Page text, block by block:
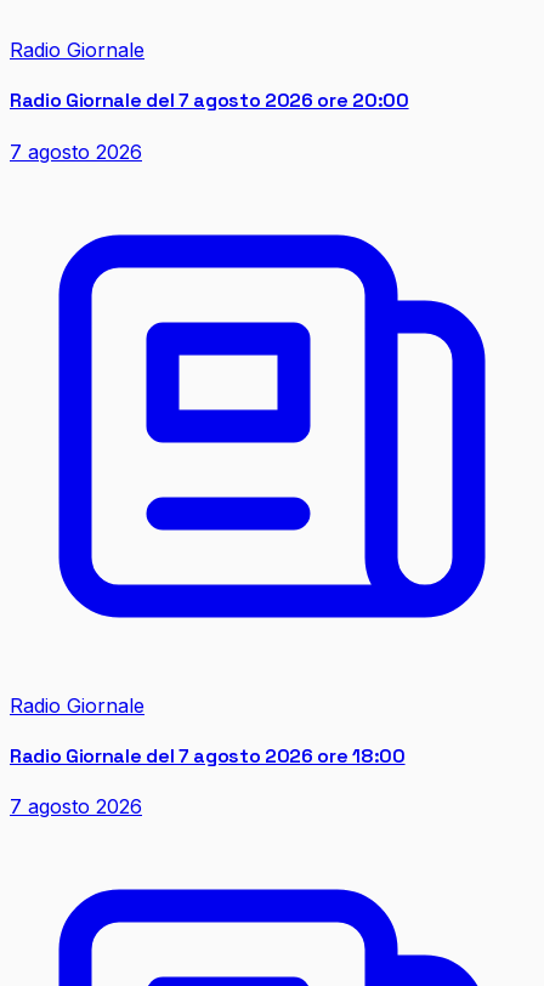
Radio Giornale
Radio Giornale del 7 agosto 2026 ore 20:00
7 agosto 2026
Radio Giornale
Radio Giornale del 7 agosto 2026 ore 18:00
7 agosto 2026